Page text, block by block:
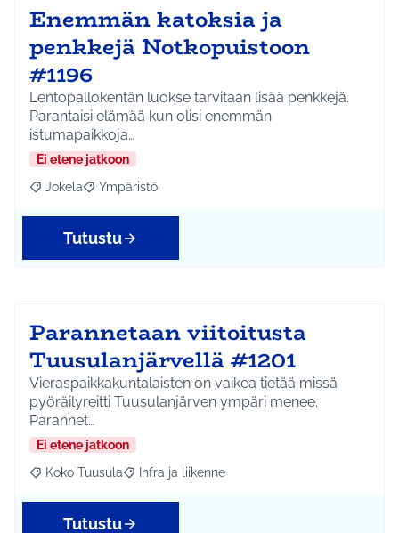
Enemmän katoksia ja
penkkejä Notkopuistoon
#1196
Lentopallokentän luokse tarvitaan lisää penkkejä.
Parantaisi elämää kun olisi enemmän
istumapaikkoja…
Ei etene jatkoon
Rajaa tulokset aihepiirin mukaan: Jokela
Jokela Rajaa tulokset teeman mukaan: Ympäristö
Ympäristö
Tutustu
Parannetaan viitoitusta
Tuusulanjärvellä #1201
Vieraspaikkakuntalaisten on vaikea tietää missä
pyöräilyreitti Tuusulanjärven ympäri menee.
Parannet…
Ei etene jatkoon
Rajaa tulokset aihepiirin mukaan: Koko Tuusula
Koko Tuusula Rajaa tulokset teeman mukaan: Infra ja liikenne
Infra ja liikenne
Tutustu